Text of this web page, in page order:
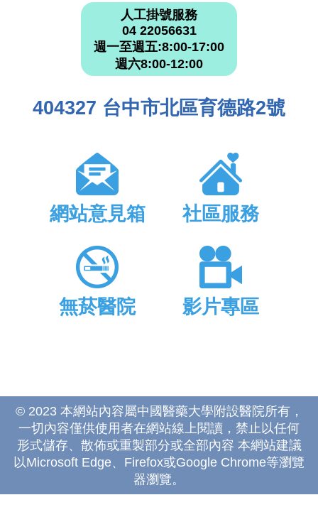
人工掛號服務
04 22056631
週一至週五:8:00-17:00
週六8:00-12:00
404327 台中市北區育德路2號
網站意見箱 社區服務
無菸醫院 影片專區
© 2023 本網站內容屬中國醫藥大學附設醫院所有，
一切內容僅供使用者在網站線上閱讀，禁止以任何
形式儲存、散佈或重製部分或全部內容 本網站建議
以Microsoft Edge、Firefox或Google Chrome等瀏覽
器瀏覽。